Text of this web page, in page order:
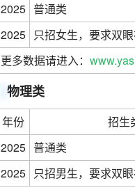
2025 普通类
2025 只招女生，要求双
更多数据请进入：
物理类
年份 招生
2025 普通类
2025 只招男生，要求双